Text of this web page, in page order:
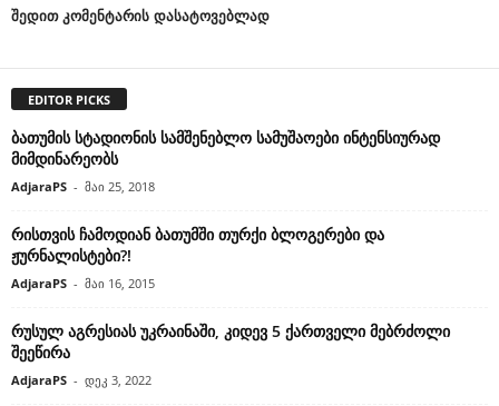
შედით კომენტარის დასატოვებლად
EDITOR PICKS
ბათუმის სტადიონის სამშენებლო სამუშაოები ინტენსიურად
მიმდინარეობს
AdjaraPS - მაი 25, 2018
რისთვის ჩამოდიან ბათუმში თურქი ბლოგერები და
ჟურნალისტები?!
AdjaraPS - მაი 16, 2015
რუსულ აგრესიას უკრაინაში, კიდევ 5 ქართველი მებრძოლი
შეეწირა
AdjaraPS - დეკ 3, 2022